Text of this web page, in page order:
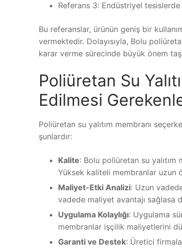
Referans 3: Endüstriyel
Bu referanslar, ürünün geniş bir
vermektedir. Dolayısıyla, Bolu
karar verme sürecinde büyük önem
Poliüretan Su
Edilmesi
Poliüretan su yalıtım membranı
şunlardır:
Kalite: Bolu poliüretan su yalıtım
Yüksek kaliteli membranlar uzun
Maliyet-Etki Analizi: Uzun
vadede maliyet avantajı sağlasa
Uygulama Kolaylığı: Uygulama
membranlar işçilik maliyetlerini
Garanti ve Destek: Üretici